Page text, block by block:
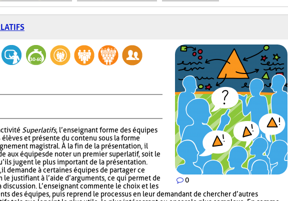
0
Superlatifs, l’enseignant forme des équipes
élèves et présente du contenu sous la forme
magistral. À la fin de la présentation, il
aux équipes de noter un premier superlatif, soit le
jugent le plus important de la présentation.
il demande à certaines équipes de partager ce
le justifiant à l’aide d’arguments, ce qui permet de
discussion. L’enseignant commente le choix et les
des équipes, puis reprend le processus en leur demandant de chercher d’autres